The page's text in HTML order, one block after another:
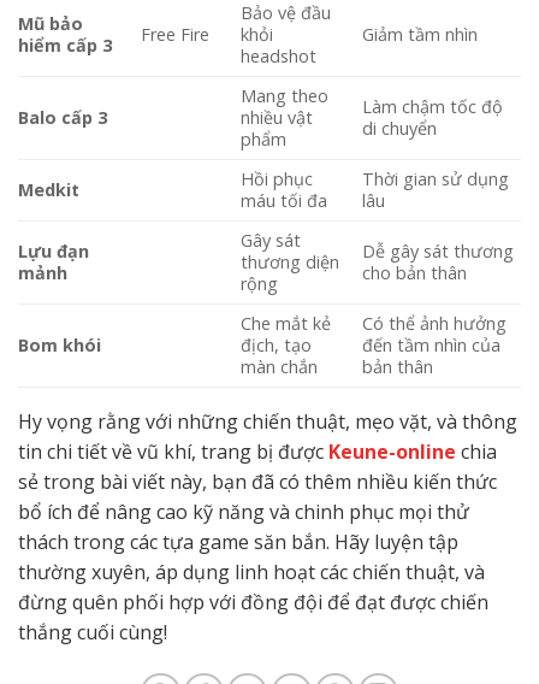
Mũ bảo
hiểm cấp 3
Free Fire
Bảo vệ đầu
khỏi
headshot
Giảm tầm nhìn
Balo cấp 3
Mang theo
nhiều vật
phẩm
Làm chậm tốc độ
di chuyển
Medkit
Hồi phục
máu tối đa
Thời gian sử dụng
lâu
Lựu đạn
mảnh
Gây sát
thương diện
rộng
Dễ gây sát thương
cho bản thân
Bom khói
Che mắt kẻ
địch, tạo
màn chắn
Có thể ảnh hưởng
đến tầm nhìn của
bản thân
Hy vọng rằng với những chiến thuật, mẹo vặt, và thông
tin chi tiết về vũ khí, trang bị được Keune-online chia
sẻ trong bài viết này, bạn đã có thêm nhiều kiến thức
bổ ích để nâng cao kỹ năng và chinh phục mọi thử
thách trong các tựa game săn bắn. Hãy luyện tập
thường xuyên, áp dụng linh hoạt các chiến thuật, và
đừng quên phối hợp với đồng đội để đạt được chiến
thắng cuối cùng!